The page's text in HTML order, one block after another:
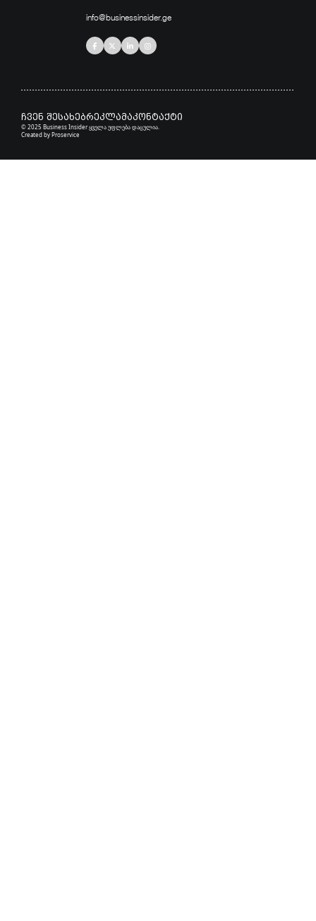
info@businessinsider.ge
ჩვენ შესახებრეკლამაკონტაქტი
© 2025 Business Insider ყველა უფლება დაცულია.
Created byProservice